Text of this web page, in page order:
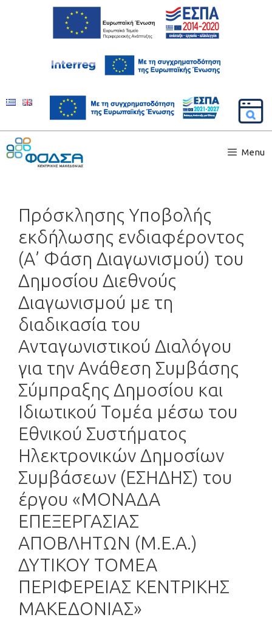
Menu
Πρόσκλησης Υποβολής
εκδήλωσης ενδιαφέροντος
(Α’ Φάση Διαγωνισμού) του
Δημοσίου Διεθνούς
Διαγωνισμού με τη
διαδικασία του
Ανταγωνιστικού Διαλόγου
για την Ανάθεση Συμβάσης
Σύμπραξης Δημοσίου και
Ιδιωτικού Τομέα μέσω του
Εθνικού Συστήματος
Ηλεκτρονικών Δημοσίων
Συμβάσεων (ΕΣΗΔΗΣ) του
έργου «ΜΟΝΑΔΑ
ΕΠΕΞΕΡΓΑΣΙΑΣ
ΑΠΟΒΛΗΤΩΝ (Μ.Ε.Α.)
ΔΥΤΙΚΟΥ ΤΟΜΕΑ
ΠΕΡΙΦΕΡΕΙΑΣ ΚΕΝΤΡΙΚΗΣ
ΜΑΚΕΔΟΝΙΑΣ»